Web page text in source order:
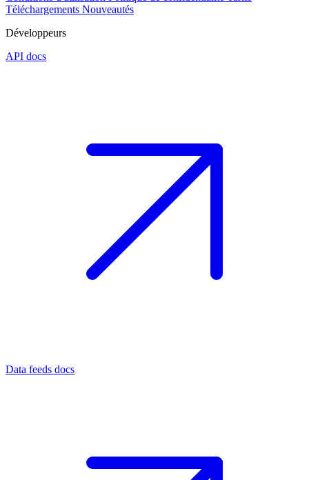
Téléchargements Nouveautés
Développeurs
API docs
Data feeds docs